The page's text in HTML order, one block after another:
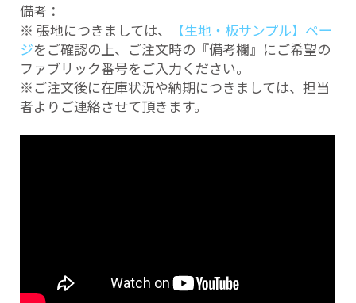
備考：
※ 張地につきましては、
【生地・板サンプル】ペー
ジをご確認の上、ご注文時の『備考欄』にご希望の
ファブリック番号をご入力ください。
※ご注文後に在庫状況や納期につきましては、担当
者よりご連絡させて頂きます。